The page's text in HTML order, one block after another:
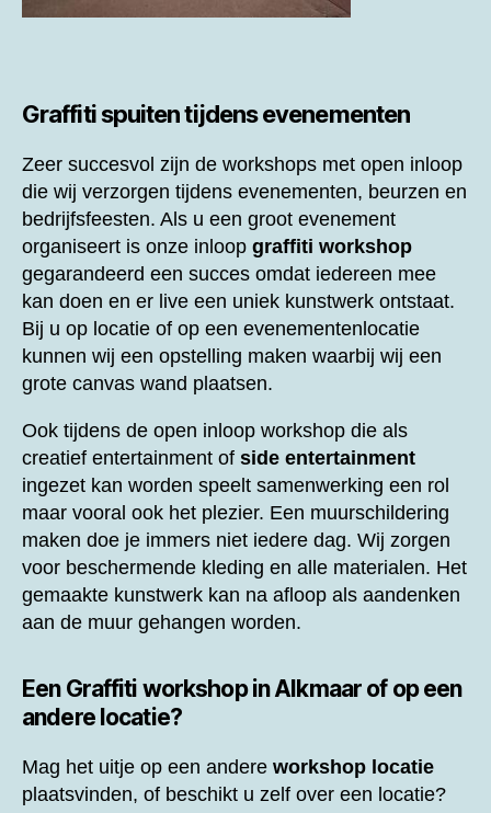
Graffiti spuiten tijdens evenementen
Zeer succesvol zijn de workshops met open inloop
die wij verzorgen tijdens evenementen, beurzen en
bedrijfsfeesten. Als u een groot evenement
organiseert is onze inloop graffiti workshop
gegarandeerd een succes omdat iedereen mee
kan doen en er live een uniek kunstwerk ontstaat.
Bij u op locatie of op een evenementenlocatie
kunnen wij een opstelling maken waarbij wij een
grote canvas wand plaatsen.
Ook tijdens de open inloop workshop die als
creatief entertainment of side entertainment
ingezet kan worden speelt samenwerking een rol
maar vooral ook het plezier. Een muurschildering
maken doe je immers niet iedere dag. Wij zorgen
voor beschermende kleding en alle materialen. Het
gemaakte kunstwerk kan na afloop als aandenken
aan de muur gehangen worden.
Een Graffiti workshop in Alkmaar of op een
andere locatie?
Mag het uitje op een andere workshop locatie
plaatsvinden, of beschikt u zelf over een locatie?